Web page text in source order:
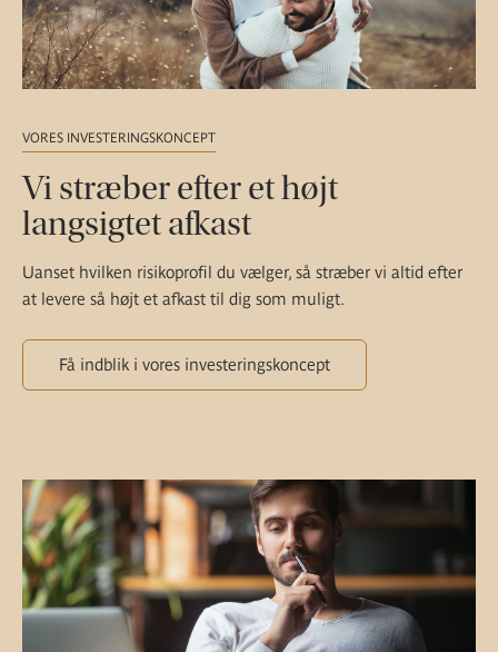
VORES INVESTERINGSKONCEPT
Vi stræber efter et højt
langsigtet afkast
Uanset hvilken risikoprofil du vælger, så stræber vi altid efter
at levere så højt et afkast til dig som muligt.
Få indblik i vores investeringskoncept